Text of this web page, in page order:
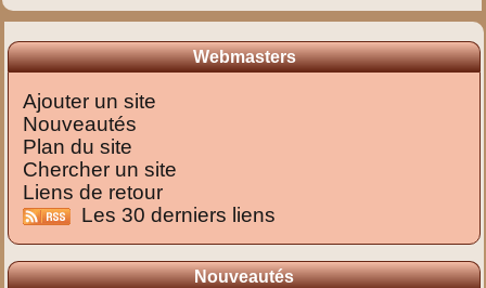
Webmasters
Ajouter un site
Nouveautés
Plan du site
Chercher un site
Liens de retour
Les 30 derniers liens
Nouveautés